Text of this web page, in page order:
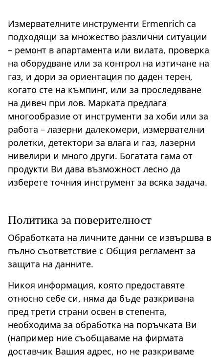
Измервателните инструменти Ermenrich са
подходящи за множество различни ситуации
– ремонт в апартамента или вилата, проверка
на оборудване или за контрол на изтичане на
газ, и дори за ориентация по даден терен,
когато сте на къмпинг, или за проследяване
на дивеч при лов. Марката предлага
многообразие от инструменти за хоби или за
работа – лазерни далекомери, измервателни
ролетки, детектори за влага и газ, лазерни
нивелири и много други. Богатата гама от
продукти Ви дава възможност лесно да
изберете точния инструмент за всяка задача.
Политика за поверителност
Обработката на личните данни се извършва в
пълно съответствие с Общия регламент за
защита на данните.
Никоя информация, която предоставяте
относно себе си, няма да бъде разкривана
пред трети страни освен в степента,
необходима за обработка на поръчката Ви
(например ние съобщаваме на фирмата
доставчик Вашия адрес, но не разкриваме